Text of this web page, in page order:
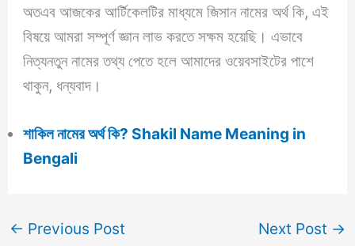
অতএব আজকের আর্টিকেলটির মাধ্যমে জিসান নামের অর্থ কি, এই
বিষয়ে আমরা সম্পূর্ণ জ্ঞান লাভ করতে সক্ষম হয়েছি। এভাবে
নিত্যনতুন নামের তথ্য পেতে হলে আমাদের ওয়েবসাইটের পাশে
থাকুন, ধন্যবাদ।
শাকিল নামের অর্থ কি? Shakil Name Meaning in
Bengali
← Previous Post Next Post →